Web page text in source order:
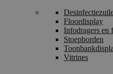
Floordisplay
Infodragers en
Stoepborden
Vitrines